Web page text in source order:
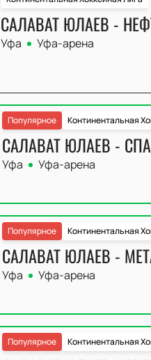
САЛАВАТ ЮЛАЕВ -
Уфа Уфа-арена
Континентальная
Популярное
САЛАВАТ ЮЛАЕВ -
Уфа Уфа-арена
Континентальная
Популярное
САЛАВАТ ЮЛАЕВ -
Уфа Уфа-арена
Континентальная
Популярное